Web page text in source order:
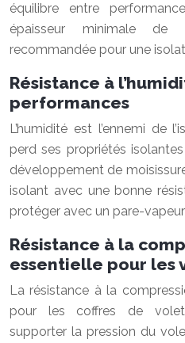
équilibre entre
épaisseur minimale de
recommandée pour une
Résistance à
performances
L’humidité est l’ennemi de
perd ses propriétés
développement de
isolant avec une bonne
protéger avec un pare-
Résistance à la
essentielle pour les
La résistance à la
pour les coffres de
supporter la pression du